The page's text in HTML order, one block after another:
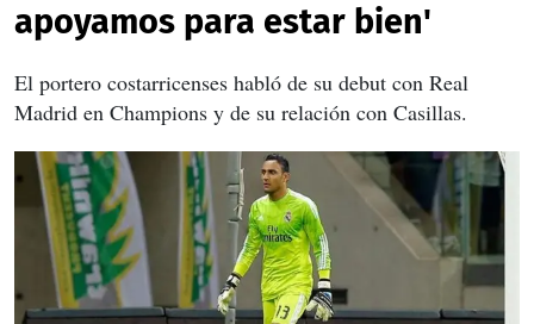
apoyamos para estar bien'
El portero costarricenses habló de su debut con Real
Madrid en Champions y de su relación con Casillas.